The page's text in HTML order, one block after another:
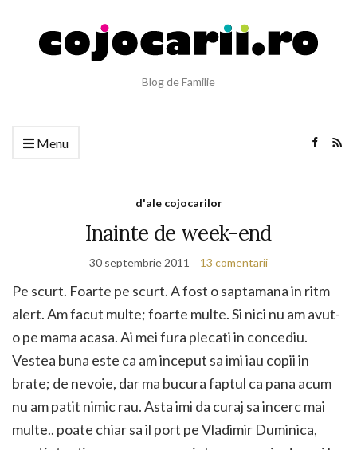
Blog de Familie
Menu
d'ale cojocarilor
Inainte de week-end
30 septembrie 2011 13 comentarii
Pe scurt. Foarte pe scurt. A fost o saptamana in ritm
alert. Am facut multe; foarte multe. Si nici nu am avut-
o pe mama acasa. Ai mei fura plecati in concediu.
Vestea buna este ca am inceput sa imi iau copii in
brate; de nevoie, dar ma bucura faptul ca pana acum
nu am patit nimic rau. Asta imi da curaj sa incerc mai
multe.. poate chiar sa il port pe Vladimir Duminica,